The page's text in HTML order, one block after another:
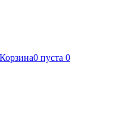
Корзина0 пуста 0